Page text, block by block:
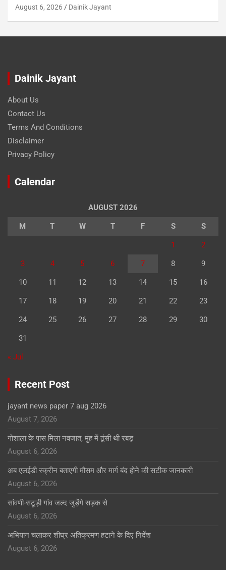
August 6, 2026 Dainik Jayant
Dainik Jayant
About Us
Contact Us
Terms And Conditions
Disclaimer
Privacy Policy
Calendar
AUGUST 2026
M T W T F S S
1 2
3 4 5 6 7 8 9
10 11 12 13 14 15 16
17 18 19 20 21 22 23
24 25 26 27 28 29 30
31
« Jul
Recent Post
jayant news paper 7 aug 2026
August 7, 2026
गोशाला के पास मिला नवजात, मुंह में ठूंसी थी रबड़
August 6, 2026
अब एलईडी स्क्रीन बताएगी मौसम और मार्ग बंद होने की सटीक जानकारी
August 6, 2026
सांवणी-सटूड़ी गांव जल्द जुड़ेंगे सड़क से
August 6, 2026
अभियान चलाकर शीघ्र अतिक्रमण हटाने के दिए निर्देश
August 6, 2026